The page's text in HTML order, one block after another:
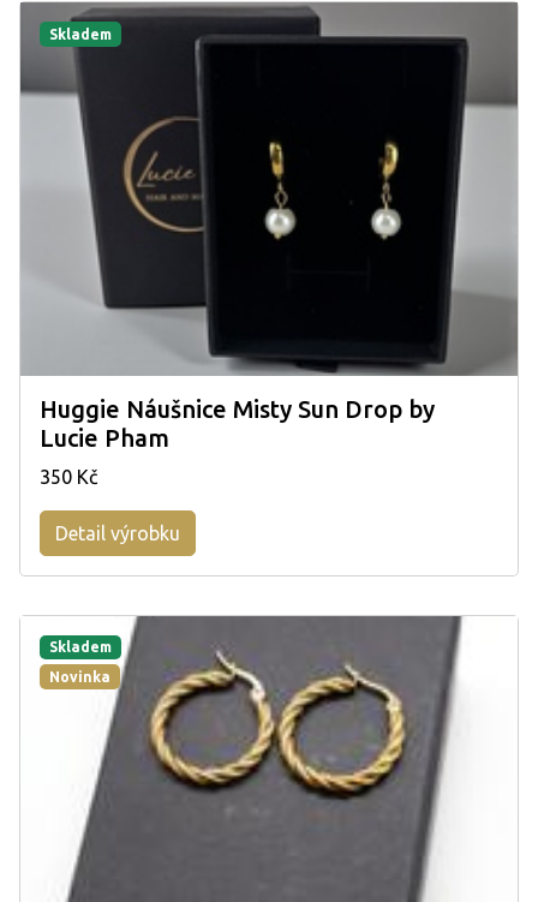
Skladem
Huggie Náušnice Misty Sun Drop by
Lucie Pham
350 Kč
Detail výrobku
Skladem
Novinka